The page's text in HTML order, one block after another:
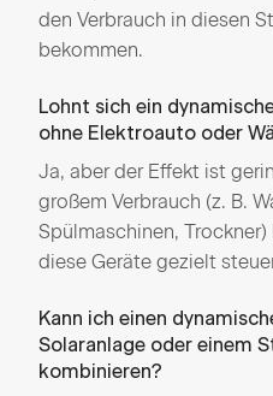
den Verbrauch in diesen
bekommen.
Lohnt sich ein
ohne Elektroauto oder
Ja, aber der Effekt ist
großem Verbrauch (z. B.
Spülmaschinen,
diese Geräte gezielt
Kann ich einen
Solaranlage oder einem
kombinieren?